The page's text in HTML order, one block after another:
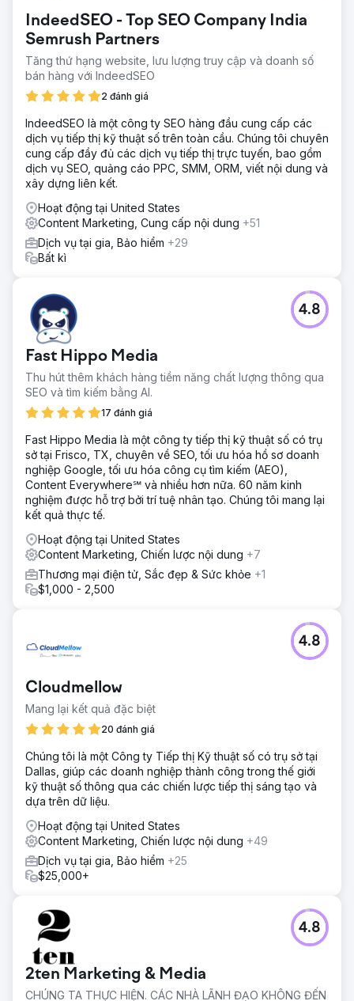
quốc gia chuyển đến khu vực Austin và thứ hạng của họ
bắt đầu tụt dốc.
Giải pháp
Trang web đã được tối ưu hóa về tốc độ và chuyển đổi.
Nội dung và Hồ sơ doanh nghiệp trên Google đã được tối
sử dụng chiến dịch xây dựng liên kết đang diễn ra để có
được các vị trí có liên quan nhằm thúc đẩy thứ hạng vượt
trội trong bản đồ và tìm kiếm không phải trả tiền.
Kết quả
Hoạt động kinh doanh tăng 177% nhờ khả năng hiển thị
được cải thiện trên bản đồ và tìm kiếm không phải trả tiền.
Họ cũng mở rộng đến nhiều địa điểm xung quanh Trung
Texas.
IndeedSEO - Top SEO Company India
Semrush Partners
Tăng thứ hạng website, lưu lượng truy cập và doanh số
bán hàng với IndeedSEO
2 đánh giá
IndeedSEO là một công ty SEO hàng đầu cung cấp các
dịch vụ tiếp thị kỹ thuật số trên toàn cầu. Chúng tôi chuyên
cung cấp đầy đủ các dịch vụ tiếp thị trực tuyến, bao gồm
dịch vụ SEO, quảng cáo PPC, SMM, ORM, viết nội dung và
xây dựng liên kết.
Hoạt động tại United States
Content Marketing, Cung cấp nội dung +51
Dịch vụ tại gia, Bảo hiểm +29
Bất kì
Fast Hippo Media
Thu hút thêm khách hàng tiềm năng chất lượng thông qua
SEO và tìm kiếm bằng AI.
17 đánh giá
4.8
Fast Hippo Media là một công ty tiếp thị kỹ thuật số có trụ
sở tại Frisco, TX, chuyên về SEO, tối ưu hóa hồ sơ doanh
nghiệp Google, tối ưu hóa công cụ tìm kiếm (AEO),
Content Everywhere℠ và nhiều hơn nữa. 60 năm kinh
nghiệm được hỗ trợ bởi trí tuệ nhân tạo. Chúng tôi mang lại
kết quả thực tế.
Hoạt động tại United States
Content Marketing, Chiến lược nội dung +7
Thương mại điện tử, Sắc đẹp & Sức khỏe +1
$1,000 - 2,500
Cloudmellow
Mang lại kết quả đặc biệt
20 đánh giá
4.8
Chúng tôi là một Công ty Tiếp thị Kỹ thuật số có trụ sở tại
Dallas, giúp các doanh nghiệp thành công trong thế giới
kỹ thuật số thông qua các chiến lược tiếp thị sáng tạo và
dựa trên dữ liệu.
Hoạt động tại United States
Content Marketing, Chiến lược nội dung +49
Dịch vụ tại gia, Bảo hiểm +25
$25,000+
2ten Marketing & Media
CHÚNG TA THỰC HIỆN. CÁC NHÀ LÃNH ĐẠO KHÔNG ĐẾN
4.8